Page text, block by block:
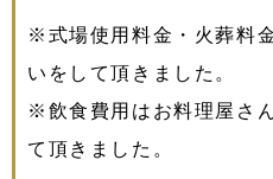
※式場使用料金・火葬料
いをして頂きました。
※飲食費用はお料理屋さ
て頂きました。